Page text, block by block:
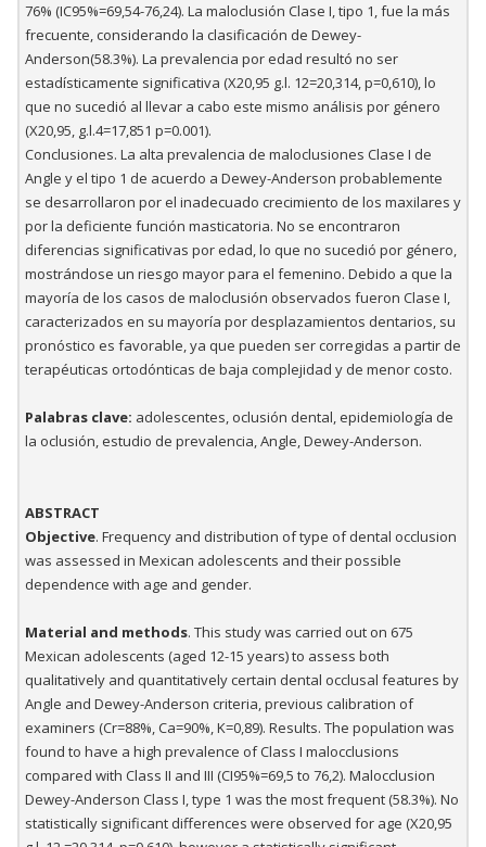
76% (IC95%=69,54-76,24). La maloclusión Clase I, tipo 1, fue la más
frecuente, considerando la clasificación de Dewey-
Anderson(58.3%). La prevalencia por edad resultó no ser
estadísticamente significativa (X20,95 g.l. 12=20,314, p=0,610), lo
que no sucedió al llevar a cabo este mismo análisis por género
(X20,95, g.l.4=17,851 p=0.001).
Conclusiones. La alta prevalencia de maloclusiones Clase I de
Angle y el tipo 1 de acuerdo a Dewey-Anderson probablemente
se desarrollaron por el inadecuado crecimiento de los maxilares y
por la deficiente función masticatoria. No se encontraron
diferencias significativas por edad, lo que no sucedió por género,
mostrándose un riesgo mayor para el femenino. Debido a que la
mayoría de los casos de maloclusión observados fueron Clase I,
caracterizados en su mayoría por desplazamientos dentarios, su
pronóstico es favorable, ya que pueden ser corregidas a partir de
terapéuticas ortodónticas de baja complejidad y de menor costo.
Palabras clave: adolescentes, oclusión dental, epidemiología de
la oclusión, estudio de prevalencia, Angle, Dewey-Anderson.
ABSTRACT
Objective. Frequency and distribution of type of dental occlusion
was assessed in Mexican adolescents and their possible
dependence with age and gender.
Material and methods. This study was carried out on 675
Mexican adolescents (aged 12-15 years) to assess both
qualitatively and quantitatively certain dental occlusal features by
Angle and Dewey-Anderson criteria, previous calibration of
examiners (Cr=88%, Ca=90%, K=0,89). Results. The population was
found to have a high prevalence of Class I malocclusions
compared with Class II and III (CI95%=69,5 to 76,2). Malocclusion
Dewey-Anderson Class I, type 1 was the most frequent (58.3%). No
statistically significant differences were observed for age (X20,95